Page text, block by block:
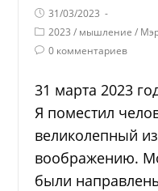
31/03/2023
2023 / мышление /
0 комментариев
31 марта 2023
Я поместил
великолепный
воображению.
были